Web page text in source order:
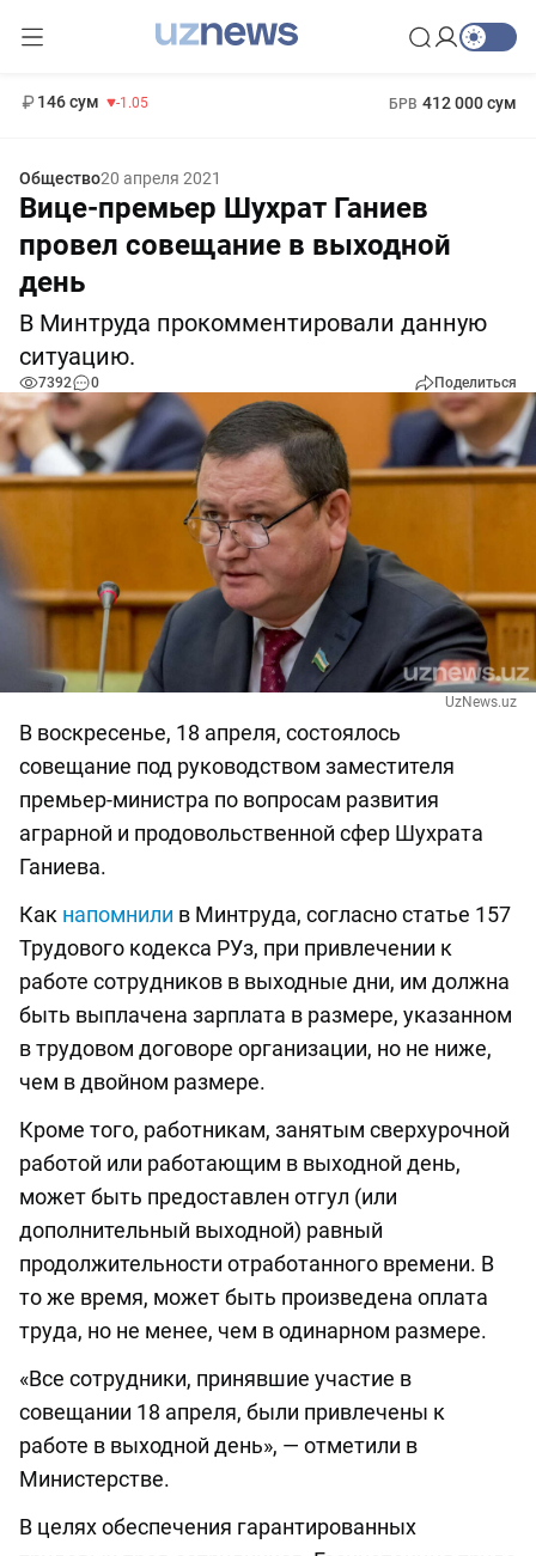
146 сум -1.05 БРВ 412 000 сум
Общество20 апреля 2021
Вице-премьер Шухрат Ганиев
провел совещание в выходной
день
В Минтруда прокомментировали данную
ситуацию.
7392 0 Поделиться
UzNews.uz
В воскресенье, 18 апреля, состоялось
совещание под руководством заместителя
премьер-министра по вопросам развития
аграрной и продовольственной сфер Шухрата
Ганиева.
Как напомнили в Минтруда, согласно статье 157
Трудового кодекса РУз, при привлечении к
работе сотрудников в выходные дни, им должна
быть выплачена зарплата в размере, указанном
в трудовом договоре организации, но не ниже,
чем в двойном размере.
Кроме того, работникам, занятым сверхурочной
работой или работающим в выходной день,
может быть предоставлен отгул (или
дополнительный выходной) равный
продолжительности отработанного времени. В
то же время, может быть произведена оплата
труда, но не менее, чем в одинарном размере.
«Все сотрудники, принявшие участие в
совещании 18 апреля, были привлечены к
работе в выходной день», — отметили в
Министерстве.
В целях обеспечения гарантированных